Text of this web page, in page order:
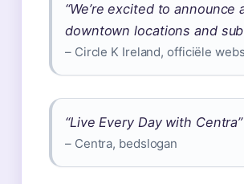
“We’re excited to
downtown locations and
– Circle K Ireland, officiële
“Live Every Day with Centra”
– Centra, bedslogan